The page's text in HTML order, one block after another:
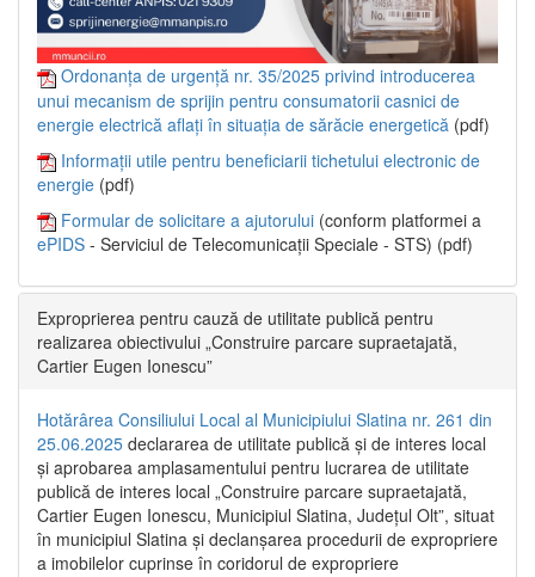
Ordonanța de urgență nr. 35/2025 privind introducerea
unui mecanism de sprijin pentru consumatorii casnici de
energie electrică aflați în situația de sărăcie energetică (pdf)
Informații utile pentru beneficiarii tichetului electronic de
energie (pdf)
Formular de solicitare a ajutorului (conform platformei a
ePIDS - Serviciul de Telecomunicații Speciale - STS) (pdf)
Exproprierea pentru cauză de utilitate publică pentru
realizarea obiectivului „Construire parcare supraetajată,
Cartier Eugen Ionescu”
Hotărârea Consiliului Local al Municipiului Slatina nr. 261 din
25.06.2025 declararea de utilitate publică și de interes local
și aprobarea amplasamentului pentru lucrarea de utilitate
publică de interes local „Construire parcare supraetajată,
Cartier Eugen Ionescu, Municipiul Slatina, Județul Olt”, situat
în municipiul Slatina și declanșarea procedurii de expropriere
a imobilelor cuprinse în coridorul de expropriere